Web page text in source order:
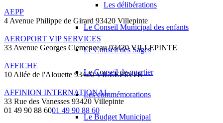
Les délibérations
Le Conseil Municipal des enfants
Le Conseil des Sages
Le Conseil de quartier
Les commémorations
Le Budget Municipal
AEPP
4 Avenue Philippe de Girard 93420 Villepinte
AEROPORT VIP SERVICES
33 Avenue Georges Clemenceau 93420 VILLEPINTE
AFFICHE
10 Allée de l'Alouette 93420 VILLEPINTE
AFFINION INTERNATIONAL
33 Rue des Vanesses 93420 Villepinte
01 49 90 88 6001 49 90 88 60